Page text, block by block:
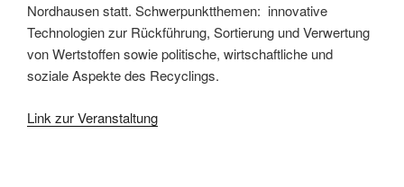
Nordhausen statt. Schwerpunktthemen: innovative
Technologien zur Rückführung, Sortierung und Verwertung
von Wertstoffen sowie politische, wirtschaftliche und
soziale Aspekte des Recyclings.
Link zur Veranstaltung